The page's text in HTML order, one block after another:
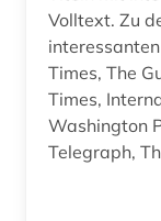
ukraine (1)
Volltext. Zu
Times, The
Times,
Washington
Telegraph,